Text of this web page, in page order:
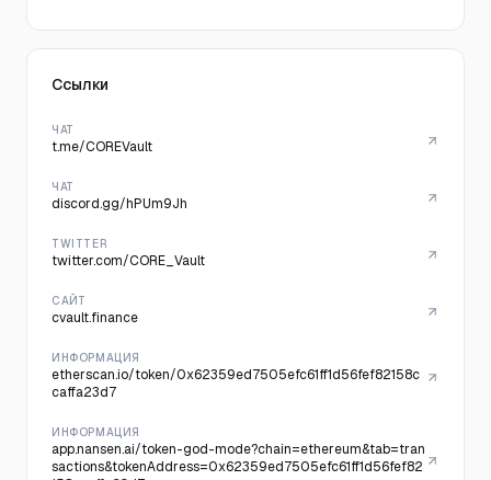
Ссылки
ЧАТ
t.me/COREVault
ЧАТ
discord.gg/hPUm9Jh
TWITTER
twitter.com/CORE_Vault
САЙТ
cvault.finance
ИНФОРМАЦИЯ
etherscan.io/token/0x62359ed7505efc61ff1d56fef82158c
caffa23d7
ИНФОРМАЦИЯ
app.nansen.ai/token-god-mode?chain=ethereum&tab=tran
sactions&tokenAddress=0x62359ed7505efc61ff1d56fef82